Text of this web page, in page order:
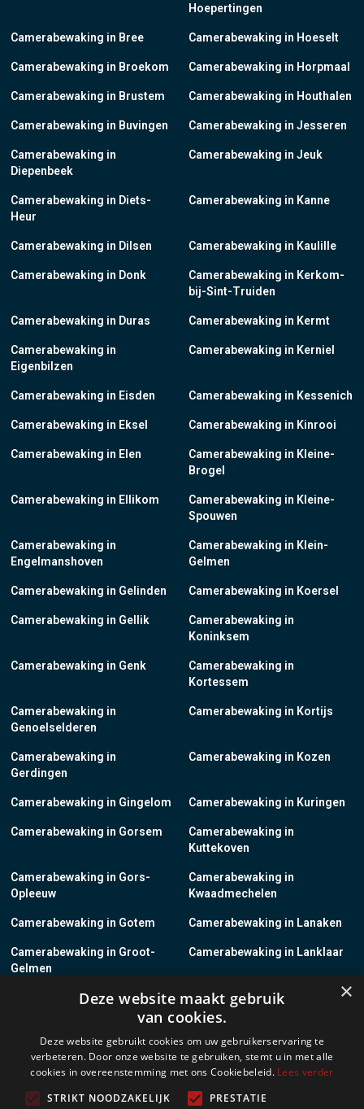
Camerabewaking in Bree
Camerabewaking in Broekom
Camerabewaking in Brustem
Camerabewaking in Buvingen
Camerabewaking in
Diepenbeek
Camerabewaking in Diets-
Heur
Camerabewaking in Dilsen
Camerabewaking in Donk
Camerabewaking in Duras
Camerabewaking in
Eigenbilzen
Camerabewaking in Eisden
Camerabewaking in Eksel
Camerabewaking in Elen
Camerabewaking in Ellikom
Camerabewaking in
Engelmanshoven
Camerabewaking in Gelinden
Camerabewaking in Gellik
Camerabewaking in Genk
Camerabewaking in
Genoelselderen
Camerabewaking in
Gerdingen
Camerabewaking in Gingelom
Camerabewaking in Gorsem
Camerabewaking in Gors-
Opleeuw
Camerabewaking in Gotem
Camerabewaking in Groot-
Gelmen
Camerabewaking in Groot-
Camerabewaking in Grote-
Brogel
Camerabewaking in Grote-
Spouwen
Hoepertingen
Camerabewaking in Hoeselt
Camerabewaking in Horpmaal
Camerabewaking in Houthalen
Camerabewaking in Jesseren
Camerabewaking in Jeuk
Camerabewaking in Kanne
Camerabewaking in Kaulille
Camerabewaking in Kerkom-
bij-Sint-Truiden
Camerabewaking in Kermt
Camerabewaking in Kerniel
Camerabewaking in Kessenich
Camerabewaking in Kinrooi
Camerabewaking in Kleine-
Brogel
Camerabewaking in Kleine-
Spouwen
Camerabewaking in Klein-
Gelmen
Camerabewaking in Koersel
Camerabewaking in
Koninksem
Camerabewaking in
Kortessem
Camerabewaking in Kortijs
Camerabewaking in Kozen
Camerabewaking in Kuringen
Camerabewaking in
Kuttekoven
Camerabewaking in
Kwaadmechelen
Camerabewaking in Lanaken
Camerabewaking in Lanklaar
Camerabewaking in Lauw
Camerabewaking in
Leopoldsburg
Camerabewaking in Leut
×
Deze website maakt gebruik
van cookies.
Deze website gebruikt cookies om uw gebruikerservaring te
verbeteren. Door onze website te gebruiken, stemt u in met alle
cookies in overeenstemming met ons Cookiebeleid. Lees verder
STRIKT NOODZAKELIJK
PRESTATIE